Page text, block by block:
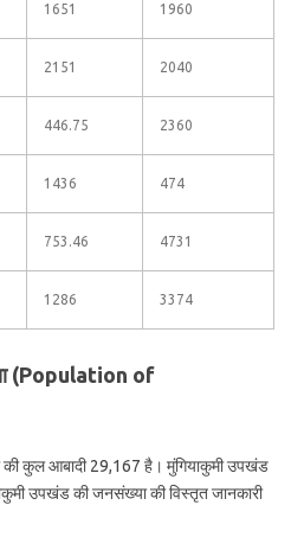
1651 1960
2151 2040
446.75 2360
1436 474
753.46 4731
1286 3374
(Population of
कुल आबादी 29,167 है। मुंगियाकुमी उपखंड
उपखंड की जनसंख्या की विस्तृत जानकारी